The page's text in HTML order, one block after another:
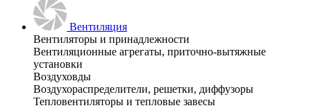
Вентиляция
Вентиляторы и принадлежности
Вентиляционные агрегаты, приточно-вытяжные
установки
Воздуховды
Воздухораспределители, решетки, диффузоры
Тепловентиляторы и тепловые завесы